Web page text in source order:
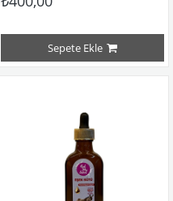
Sepete Ekle